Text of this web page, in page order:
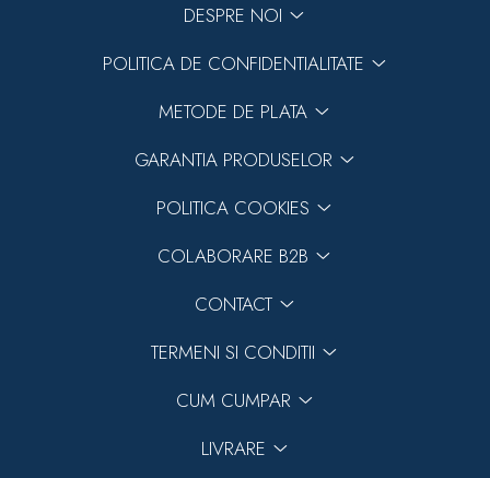
DESPRE NOI
POLITICA DE CONFIDENTIALITATE
METODE DE PLATA
GARANTIA PRODUSELOR
POLITICA COOKIES
COLABORARE B2B
CONTACT
TERMENI SI CONDITII
CUM CUMPAR
LIVRARE